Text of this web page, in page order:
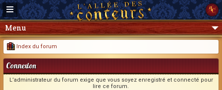
Menu
Index du forum
Connexion
L’administrateur du forum exige que vous soyez enregistré et connecté pour
lire ce forum.